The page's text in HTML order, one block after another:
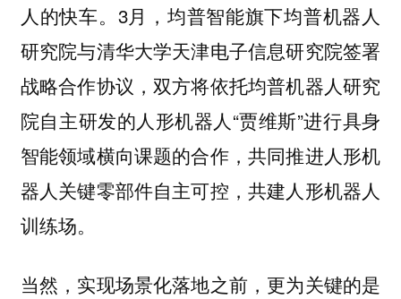
人的快车。3月，均普智能旗下均普机器人
研究院与清华大学天津电子信息研究院签署
战略合作协议，双方将依托均普机器人研究
院自主研发的人形机器人“贾维斯”进行具身
智能领域横向课题的合作，共同推进人形机
器人关键零部件自主可控，共建人形机器人
训练场。
当然，实现场景化落地之前，更为关键的是